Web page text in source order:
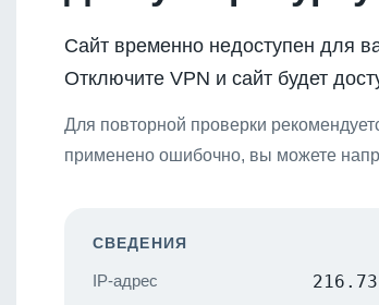
Сайт временно недоступен для
Отключите VPN и сайт будет
Для повторной проверки
применено ошибочно, вы можете
СВЕДЕНИЯ
IP-адрес